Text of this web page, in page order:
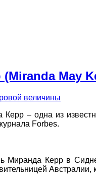
May
величины
Керр – одна из
Forbes.
Миранда Керр в